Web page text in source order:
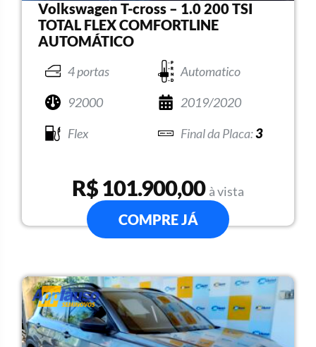
Volkswagen T-cross – 1.0 200 TSI
TOTAL FLEX COMFORTLINE
AUTOMÁTICO
4 portas
Automatico
92000
2019/2020
Flex
3
R$ 101.900,00 à vista
COMPRE JÁ